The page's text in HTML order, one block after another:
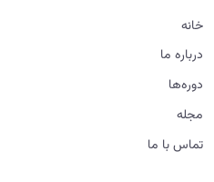
خانه
درباره ما
دوره‌ها
مجله
تماس با ما